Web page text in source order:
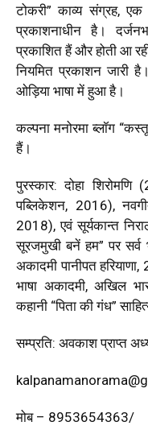
टोकरी”काव्य संग्रह,एक
प्रकाशनाधीन है।
प्रकाशित हैं और होती आ
नियमित प्रकाशन जारी
ओड़िया भाषा में हुआ है।
कल्पना मनोरमा ब्लॉग“
हैं।
पुरस्कार: दोहा शिरोमणि (
पब्लिकेशन, 2016),
2018),एवं सूर्यकान्त
सूरजमुखी बनें हम”पर सर्व
अकादमी पानीपत हरियाणा,
भाषा अकादमी,अखिल
कहानी “पिता की गंध”
सम्प्रति: अवकाश प्राप्त
मोब – 8953654363/